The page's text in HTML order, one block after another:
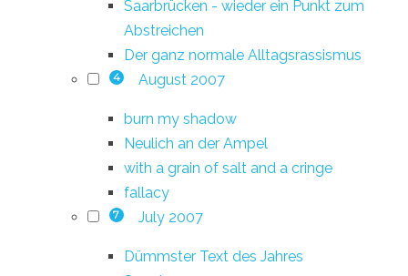
Saarbrücken - wieder ein Punkt zum
Abstreichen
Der ganz normale Alltagsrassismus
4 August 2007
burn my shadow
Neulich an der Ampel
with a grain of salt and a cringe
fallacy
7 July 2007
Dümmster Text des Jahres